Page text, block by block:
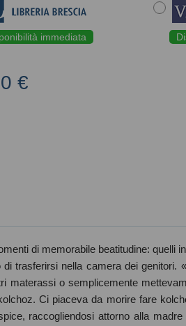
immediata
€
di memorabile beatitudine: quelli
trasferirsi nella camera dei genitori.
materassi o semplicemente
Ci piaceva da morire fare
raccogliendosi attorno alla